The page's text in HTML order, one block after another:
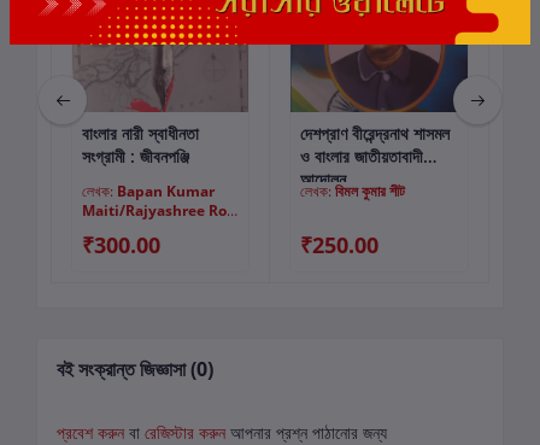
কার্টে যোগ করুন
বাংলার নারী স্বাধীনতা
সংগ্রামী : জীবনপঞ্জি
লেখক: Bapan Kumar
Maiti/Rajyashree Roy
₹300.00
কার্টে যোগ করুন
দেশপ্রাণ বীরেন্দ্রনাথ শাসমল
ও বাংলার জাতীয়তাবাদী
আন্দোলন
লেখক: বিমল কুমার শীট
₹250.00
বই সংক্রান্ত জিজ্ঞাসা (0)
প্রবেশ করুন বা রেজিস্টার করুন আপনার প্রশ্ন পাঠানোর জন্য